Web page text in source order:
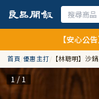
【安心公告】經查
首頁/優惠主打/ 【林聰明】沙
1 / 1